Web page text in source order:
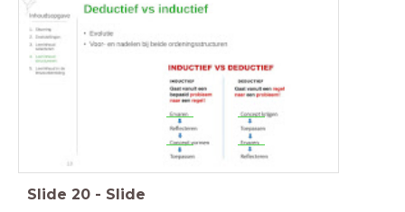
___
___
___
___
Slide 20 - Slide